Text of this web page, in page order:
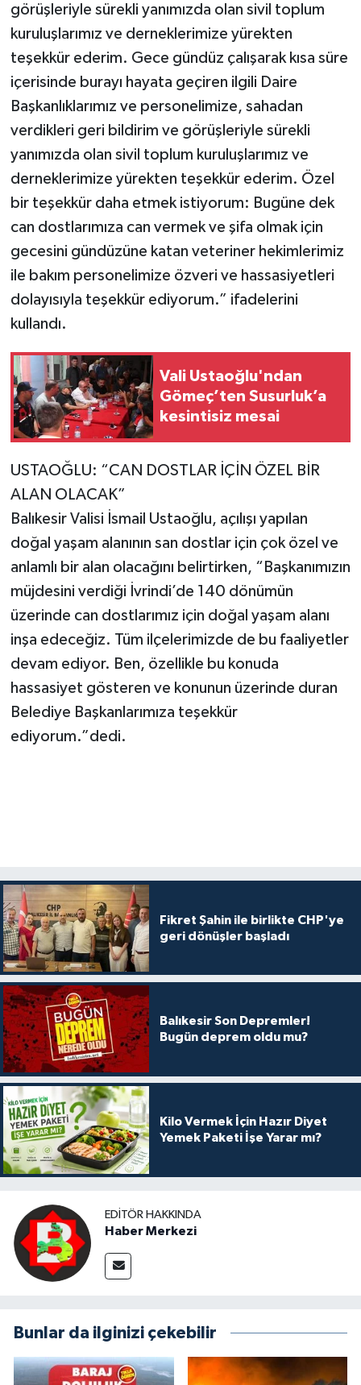
görüşleriyle sürekli yanımızda olan sivil toplum
kuruluşlarımız ve derneklerimize yürekten
teşekkür ederim. Gece gündüz çalışarak kısa süre
içerisinde burayı hayata geçiren ilgili Daire
Başkanlıklarımız ve personelimize, sahadan
verdikleri geri bildirim ve görüşleriyle sürekli
yanımızda olan sivil toplum kuruluşlarımız ve
derneklerimize yürekten teşekkür ederim. Özel
bir teşekkür daha etmek istiyorum: Bugüne dek
can dostlarımıza can vermek ve şifa olmak için
gecesini gündüzüne katan veteriner hekimlerimiz
ile bakım personelimize özveri ve hassasiyetleri
dolayısıyla teşekkür ediyorum.” ifadelerini
kullandı.
Vali Ustaoğlu'ndan
Gömeç’ten Susurluk’a
kesintisiz mesai
USTAOĞLU: “CAN DOSTLAR İÇİN ÖZEL BİR
ALAN OLACAK”
Balıkesir Valisi İsmail Ustaoğlu, açılışı yapılan
doğal yaşam alanının san dostlar için çok özel ve
anlamlı bir alan olacağını belirtirken, “Başkanımızın
müjdesini verdiği İvrindi’de 140 dönümün
üzerinde can dostlarımız için doğal yaşam alanı
inşa edeceğiz. Tüm ilçelerimizde de bu faaliyetler
devam ediyor. Ben, özellikle bu konuda
hassasiyet gösteren ve konunun üzerinde duran
Belediye Başkanlarımıza teşekkür
ediyorum.”dedi.
Fikret Şahin ile birlikte CHP'ye
geri dönüşler başladı
Balıkesir Son Depremler!
Bugün deprem oldu mu?
Kilo Vermek İçin Hazır Diyet
Yemek Paketi İşe Yarar mı?
EDITÖR HAKKINDA
Haber Merkezi
Bunlar da ilginizi çekebilir